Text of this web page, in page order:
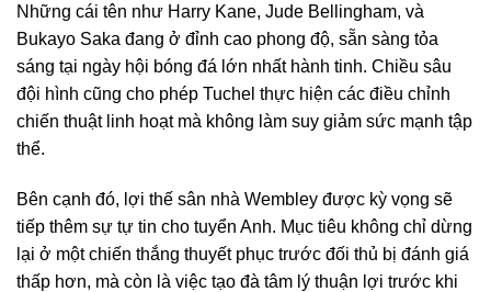
Những cái tên như Harry Kane, Jude Bellingham, và
Bukayo Saka đang ở đỉnh cao phong độ, sẵn sàng tỏa
sáng tại ngày hội bóng đá lớn nhất hành tinh. Chiều sâu
đội hình cũng cho phép Tuchel thực hiện các điều chỉnh
chiến thuật linh hoạt mà không làm suy giảm sức mạnh tập
thể.
Bên cạnh đó, lợi thế sân nhà Wembley được kỳ vọng sẽ
tiếp thêm sự tự tin cho tuyển Anh. Mục tiêu không chỉ dừng
lại ở một chiến thắng thuyết phục trước đối thủ bị đánh giá
thấp hơn, mà còn là việc tạo đà tâm lý thuận lợi trước khi